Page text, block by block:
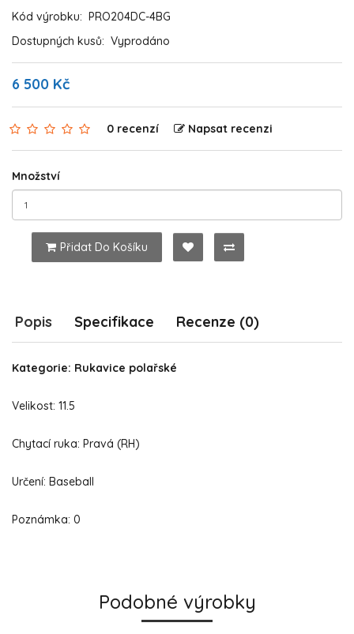
Kód výrobku: PRO204DC-4BG
Dostupných kusů: Vyprodáno
6 500 Kč
0 recenzí Napsat recenzi
Množství
Přidat Do Košíku
Popis Specifikace Recenze (0)
Kategorie: Rukavice polařské
Velikost: 11.5
Chytací ruka: Pravá (RH)
Určení: Baseball
Poznámka: 0
Podobné výrobky